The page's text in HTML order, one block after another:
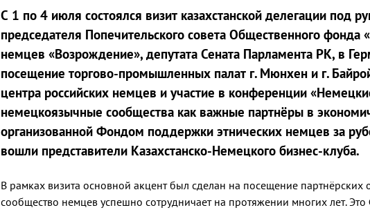
С 1 по 4 июля состоялся визит казахстанской делегации под
председателя Попечительского совета Общественного фонда
немцев «Возрождение», депутата Сената Парламента РК, в
посещение торгово-промышленных палат г. Мюнхен и г.
центра российских немцев и участие в конференции
немецкоязычные сообщества как важные партнёры в
организованной Фондом поддержки этнических немцев за
вошли представители Казахстанско-Немецкого бизнес-клуба.
В рамках визита основной акцент был сделан на посещение партнёрских
сообщество немцев успешно сотрудничает на протяжении многих лет.